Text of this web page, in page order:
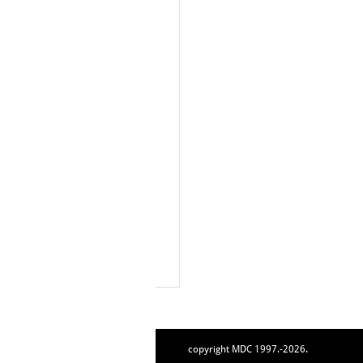
copyright MDC 1997.-2026.